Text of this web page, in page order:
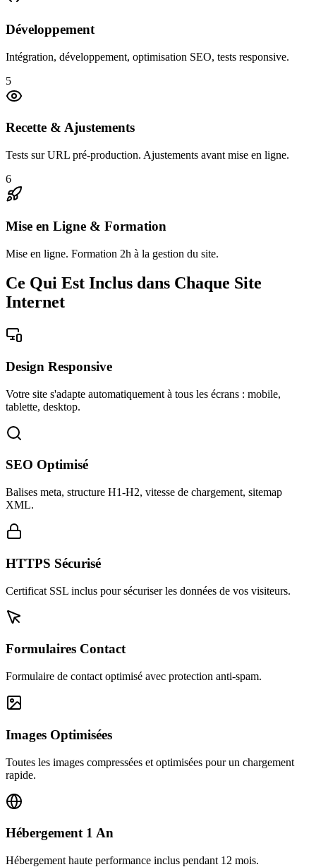
Développement
Intégration, développement, optimisation SEO, tests responsive.
5
Recette & Ajustements
Tests sur URL pré-production. Ajustements avant mise en ligne.
6
Mise en Ligne & Formation
Mise en ligne. Formation 2h à la gestion du site.
Ce Qui Est Inclus dans Chaque Site
Internet
Design Responsive
Votre site s'adapte automatiquement à tous les écrans : mobile,
tablette, desktop.
SEO Optimisé
Balises meta, structure H1-H2, vitesse de chargement, sitemap
XML.
HTTPS Sécurisé
Certificat SSL inclus pour sécuriser les données de vos visiteurs.
Formulaires Contact
Formulaire de contact optimisé avec protection anti-spam.
Images Optimisées
Toutes les images compressées et optimisées pour un chargement
rapide.
Hébergement 1 An
Hébergement haute performance inclus pendant 12 mois.